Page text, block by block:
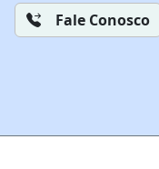
Fale Conosco